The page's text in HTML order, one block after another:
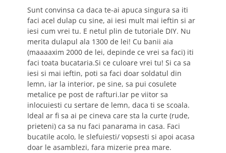
Sunt convinsa ca daca te-ai apuca singura sa iti
faci acel dulap cu sine, ai iesi mult mai ieftin si ar
iesi cum vrei tu. E netul plin de tutoriale DIY. Nu
merita dulapul ala 1300 de lei! Cu banii aia
(maaaaxim 2000 de lei, depinde ce vrei sa faci) iti
faci toata bucataria.Si ce culoare vrei tu! Si ca sa
iesi si mai ieftin, poti sa faci doar soldatul din
lemn, iar la interior, pe sine, sa pui cosulete
metalice pe post de rafturi.Iar pe viitor sa
inlocuiesti cu sertare de lemn, daca ti se scoala.
Ideal ar fi sa ai pe cineva care sta la curte (rude,
prieteni) ca sa nu faci panarama in casa. Faci
bucatile acolo, le slefuiesti/ vopsesti si apoi acasa
doar le asamblezi, fara mizerie prea mare.